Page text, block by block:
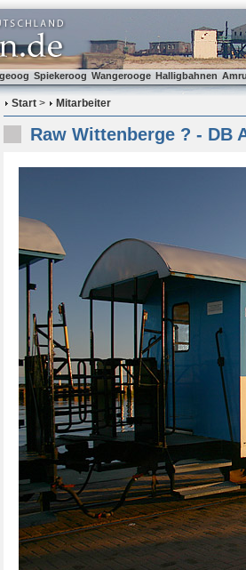
Spiekeroog Wangerooge Halligbahnen
Start > Mitarbeiter
Raw Wittenberge ? - DB